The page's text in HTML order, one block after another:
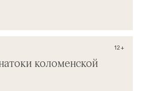
12+
коломенской